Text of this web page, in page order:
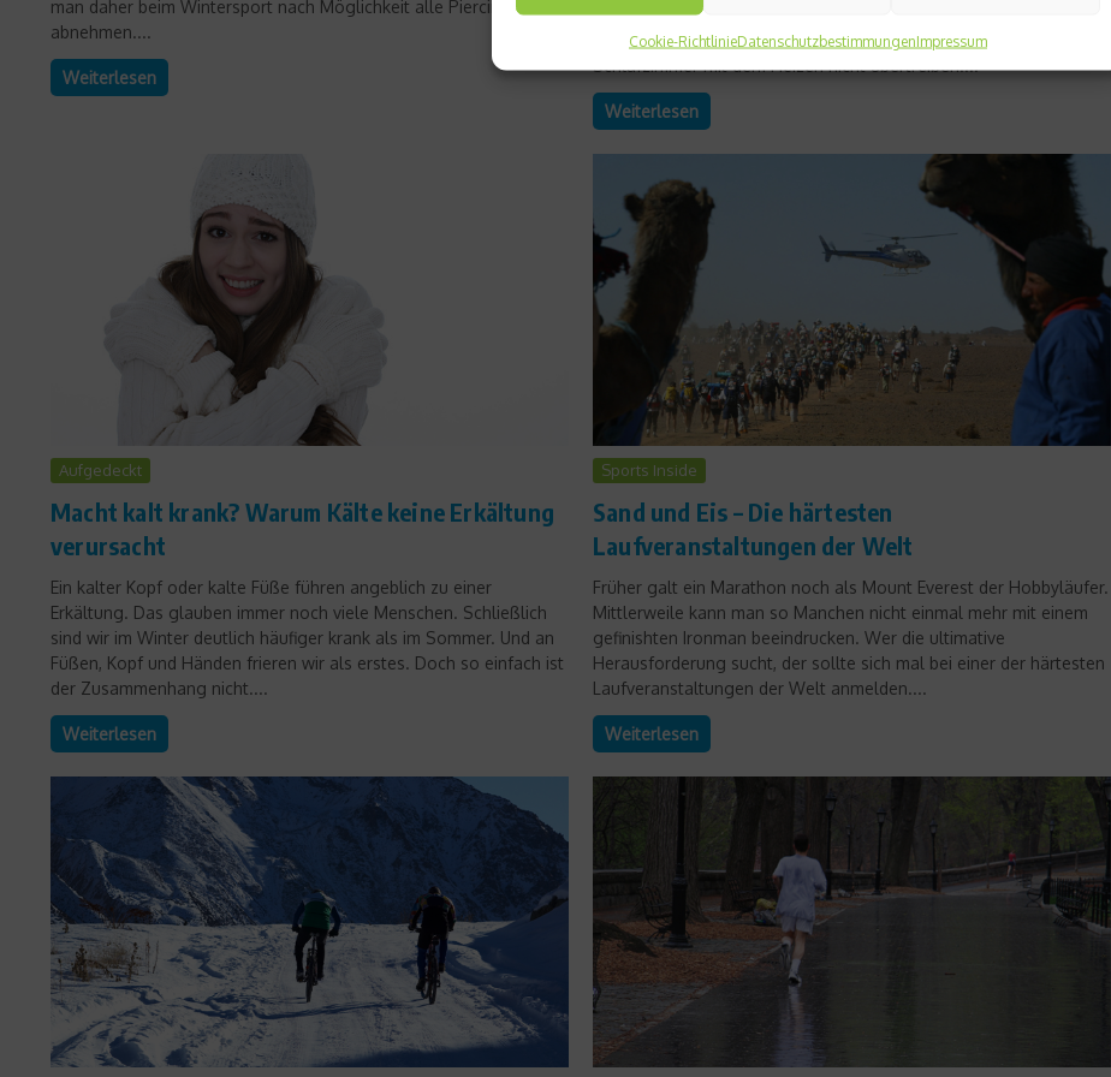
Cookie-RichtlinieDatenschutzbestimmungenImpressum
man daher beim Wintersport nach Möglichkeit alle Piercings
abnehmen....
Weiterlesen
fürs Schlafzimmer. Schließlich soll die Bettdecke nicht steif
gefroren sein. Wer gut schlafen will, sollte es aber im
Schlafzimmer mit dem Heizen nicht übertreiben....
Weiterlesen
Aufgedeckt
Macht kalt krank? Warum Kälte keine Erkältung
verursacht
Ein kalter Kopf oder kalte Füße führen angeblich zu einer
Erkältung. Das glauben immer noch viele Menschen. Schließlich
sind wir im Winter deutlich häufiger krank als im Sommer. Und an
Füßen, Kopf und Händen frieren wir als erstes. Doch so einfach ist
der Zusammenhang nicht....
Weiterlesen
Sports Inside
Sand und Eis – Die härtesten
Laufveranstaltungen der Welt
Früher galt ein Marathon noch als Mount Everest der Hobbyläufer.
Mittlerweile kann man so Manchen nicht einmal mehr mit einem
gefinishten Ironman beeindrucken. Wer die ultimative
Herausforderung sucht, der sollte sich mal bei einer der härtesten
Laufveranstaltungen der Welt anmelden....
Weiterlesen